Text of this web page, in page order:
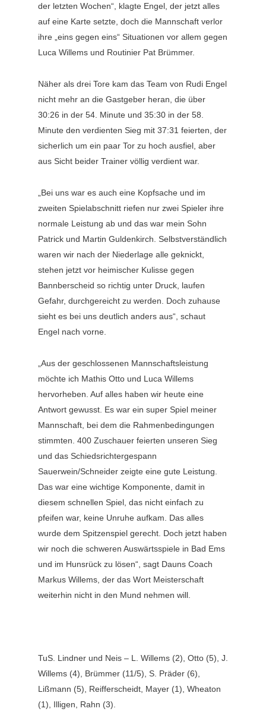
der letzten Wochen“, klagte Engel, der jetzt alles
auf eine Karte setzte, doch die Mannschaft verlor
ihre „eins gegen eins“ Situationen vor allem gegen
Luca Willems und Routinier Pat Brümmer.
Näher als drei Tore kam das Team von Rudi Engel
nicht mehr an die Gastgeber heran, die über
30:26 in der 54. Minute und 35:30 in der 58.
Minute den verdienten Sieg mit 37:31 feierten, der
sicherlich um ein paar Tor zu hoch ausfiel, aber
aus Sicht beider Trainer völlig verdient war.
„Bei uns war es auch eine Kopfsache und im
zweiten Spielabschnitt riefen nur zwei Spieler ihre
normale Leistung ab und das war mein Sohn
Patrick und Martin Guldenkirch. Selbstverständlich
waren wir nach der Niederlage alle geknickt,
stehen jetzt vor heimischer Kulisse gegen
Bannberscheid so richtig unter Druck, laufen
Gefahr, durchgereicht zu werden. Doch zuhause
sieht es bei uns deutlich anders aus“, schaut
Engel nach vorne.
„Aus der geschlossenen Mannschaftsleistung
möchte ich Mathis Otto und Luca Willems
hervorheben. Auf alles haben wir heute eine
Antwort gewusst. Es war ein super Spiel meiner
Mannschaft, bei dem die Rahmenbedingungen
stimmten. 400 Zuschauer feierten unseren Sieg
und das Schiedsrichtergespann
Sauerwein/Schneider zeigte eine gute Leistung.
Das war eine wichtige Komponente, damit in
diesem schnellen Spiel, das nicht einfach zu
pfeifen war, keine Unruhe aufkam. Das alles
wurde dem Spitzenspiel gerecht. Doch jetzt haben
wir noch die schweren Auswärtsspiele in Bad Ems
und im Hunsrück zu lösen“, sagt Dauns Coach
Markus Willems, der das Wort Meisterschaft
weiterhin nicht in den Mund nehmen will.
TuS. Lindner und Neis – L. Willems (2), Otto (5), J.
Willems (4), Brümmer (11/5), S. Präder (6),
Lißmann (5), Reifferscheidt, Mayer (1), Wheaton
(1), Illigen, Rahn (3).